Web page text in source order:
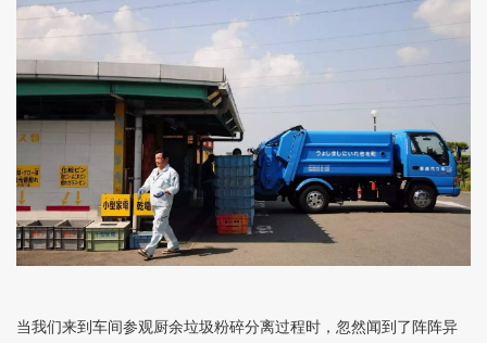
当我们来到车间参观厨余垃圾粉碎分离过程时，忽然闻到了阵阵异